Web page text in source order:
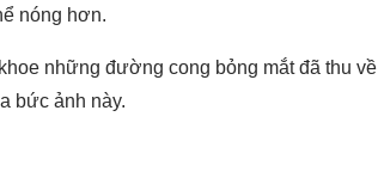
nóng hơn.
những đường cong bỏng mắt đã thu về
bức ảnh này.